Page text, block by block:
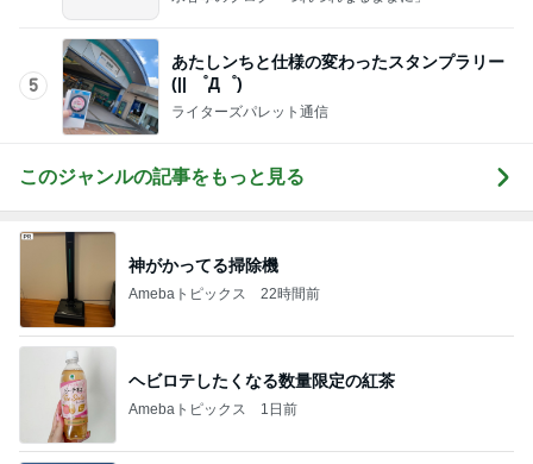
堀ちえみの夫 メンマ入り納豆ごはん
Amebaトピックス
記事をテーマごとに分類したお知らせ